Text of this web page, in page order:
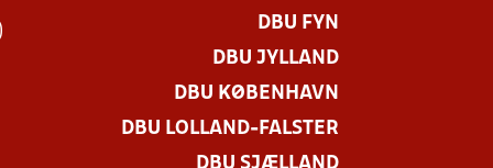
DBU FYN
DBU JYLLAND
DBU KØBENHAVN
DBU LOLLAND-FALSTER